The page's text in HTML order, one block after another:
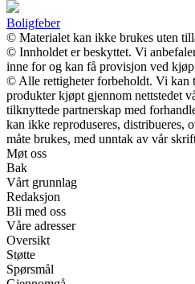
Boligfeber
© Materialet kan ikke brukes uten
© Innholdet er beskyttet. Vi
inne for og kan få provisjon ved
© Alle rettigheter forbeholdt. Vi kan
produkter kjøpt gjennom nettstedet
tilknyttede partnerskap med
kan ikke reproduseres, distribueres,
måte brukes, med unntak av vår
Møt oss
Bak
Vårt grunnlag
Redaksjon
Bli med oss
Våre adresser
Oversikt
Støtte
Spørsmål